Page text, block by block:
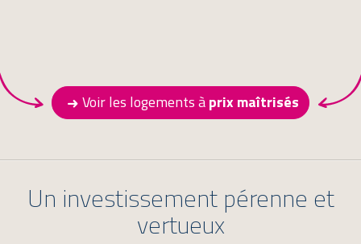
Voir les logements àprix maîtrisés
Un investissement pérenne et
vertueux